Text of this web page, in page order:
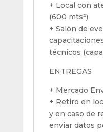
+ Local con
(600 mts²)
+ Salón de
técnicos
ENTREGAS
+ Mercado
+ Retiro en
y en caso de
enviar datos